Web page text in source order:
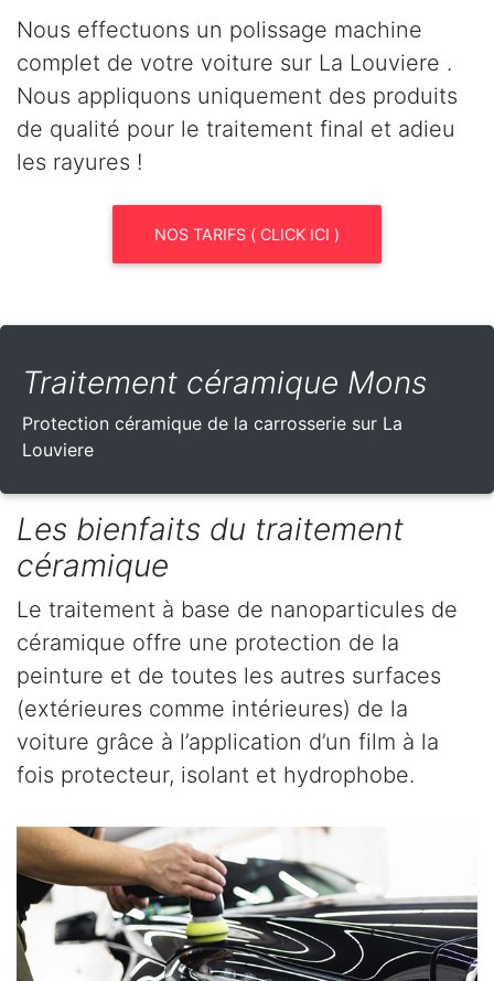
Nous effectuons un polissage machine
complet de votre voiture sur La Louviere .
Nous appliquons uniquement des produits
de qualité pour le traitement final et adieu
les rayures !
NOS TARIFS ( CLICK ICI )
Traitement céramique Mons
Protection céramique de la carrosserie sur La
Louviere
Les bienfaits du traitement
céramique
Le traitement à base de nanoparticules de
céramique offre une protection de la
peinture et de toutes les autres surfaces
(extérieures comme intérieures) de la
voiture grâce à l’application d’un film à la
fois protecteur, isolant et hydrophobe.